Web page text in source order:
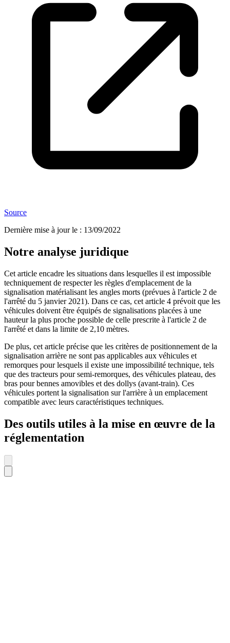
Source
Dernière mise à jour le : 13/09/2022
Notre analyse juridique
Cet article encadre les situations dans lesquelles il est impossible
techniquement de respecter les règles d'emplacement de la
signalisation matérialisant les angles morts (prévues à l'article 2 de
l'arrêté du 5 janvier 2021). Dans ce cas, cet article 4 prévoit que les
véhicules doivent être équipés de signalisations placées à une
hauteur la plus proche possible de celle prescrite à l'article 2 de
l'arrêté et dans la limite de 2,10 mètres.
De plus, cet article précise que les critères de positionnement de la
signalisation arrière ne sont pas applicables aux véhicules et
remorques pour lesquels il existe une impossibilité technique, tels
que des tracteurs pour semi-remorques, des véhicules plateau, des
bras pour bennes amovibles et des dollys (avant-train). Ces
véhicules portent la signalisation sur l'arrière à un emplacement
compatible avec leurs caractéristiques techniques.
Des outils utiles à la mise en œuvre de la
réglementation